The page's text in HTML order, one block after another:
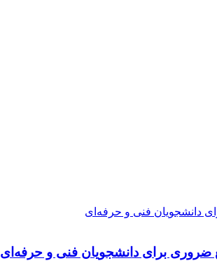
دانشجویان فنی و حرفه‌ای
ضروری برای دانشجویان فنی و حرفه‌ای